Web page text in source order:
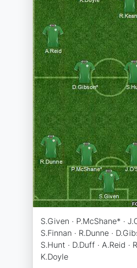
S.Given · P.McShane* ·
S.Finnan · R.Dunne ·
S.Hunt · D.Duff · A.Reid ·
K.Doyle